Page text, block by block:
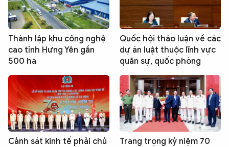
Thành lập khu công nghệ
cao tỉnh Hưng Yên gần
500 ha
Quốc hội thảo luận về các
dự án luật thuộc lĩnh vực
quân sự, quốc phòng
Cảnh sát kinh tế phải chủ
Trang trọng kỷ niệm 70